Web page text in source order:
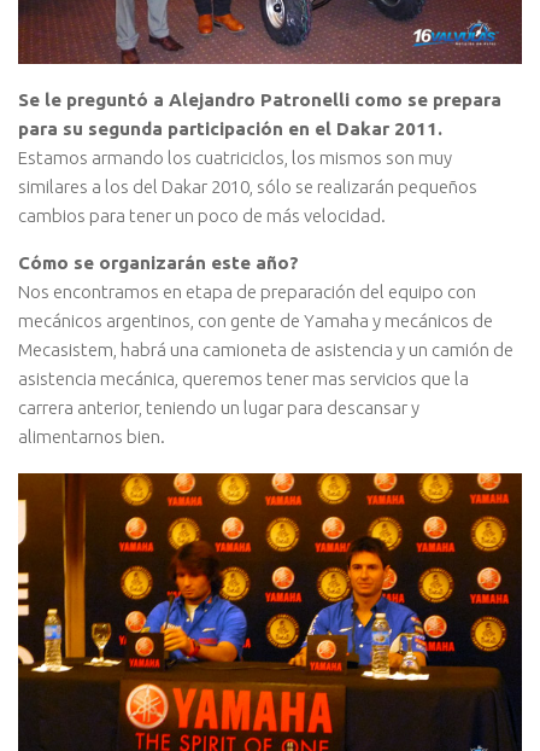
Se le preguntó a Alejandro Patronelli como se prepara
para su segunda participación en el Dakar 2011.
Estamos armando los cuatriciclos, los mismos son muy
similares a los del Dakar 2010, sólo se realizarán pequeños
cambios para tener un poco de más velocidad.
Cómo se organizarán este año?
Nos encontramos en etapa de preparación del equipo con
mecánicos argentinos, con gente de Yamaha y mecánicos de
Mecasistem, habrá una camioneta de asistencia y un camión de
asistencia mecánica, queremos tener mas servicios que la
carrera anterior, teniendo un lugar para descansar y
alimentarnos bien.